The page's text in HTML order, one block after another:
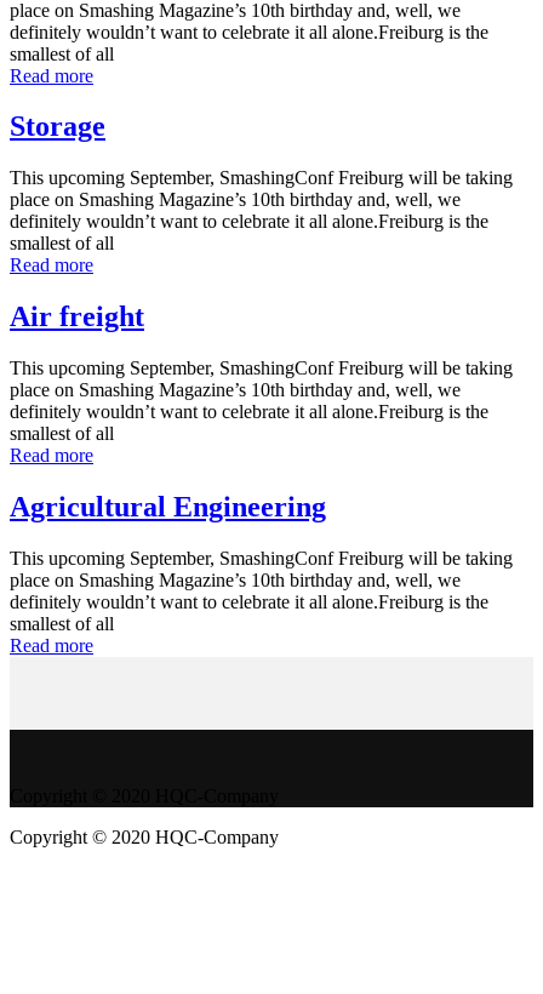
place on Smashing Magazine’s 10th birthday and, well, we
definitely wouldn’t want to celebrate it all alone.Freiburg is the
smallest of all
Read more
Storage
This upcoming September, SmashingConf Freiburg will be taking
place on Smashing Magazine’s 10th birthday and, well, we
definitely wouldn’t want to celebrate it all alone.Freiburg is the
smallest of all
Read more
Air freight
This upcoming September, SmashingConf Freiburg will be taking
place on Smashing Magazine’s 10th birthday and, well, we
definitely wouldn’t want to celebrate it all alone.Freiburg is the
smallest of all
Read more
Agricultural Engineering
This upcoming September, SmashingConf Freiburg will be taking
place on Smashing Magazine’s 10th birthday and, well, we
definitely wouldn’t want to celebrate it all alone.Freiburg is the
smallest of all
Read more
Copyright © 2020 HQC-Company